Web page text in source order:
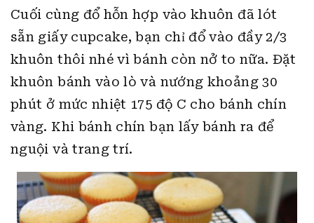
Cuối cùng đổ hỗn hợp vào khuôn đã lót
sẵn giấy cupcake, bạn chỉ đổ vào đầy 2/3
khuôn thôi nhé vì bánh còn nở to nữa. Đặt
khuôn bánh vào lò và nướng khoảng 30
phút ở mức nhiệt 175 độ C cho bánh chín
vàng. Khi bánh chín bạn lấy bánh ra để
nguội và trang trí.